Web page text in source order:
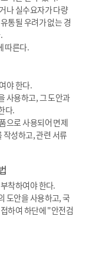
나 실수요자가 다량
통될 우려가 없는 경
따른다.
야 한다.
사용하고, 그 도안과
다.
으로 사용되어 면제
작성하고, 관련 서류
착하여야 한다.
도안을 사용하고, 국
하여 하단에 "안전검